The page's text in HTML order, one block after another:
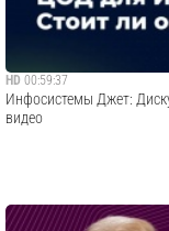
HD 00:59:37
Инфосистемы Джет:
видео